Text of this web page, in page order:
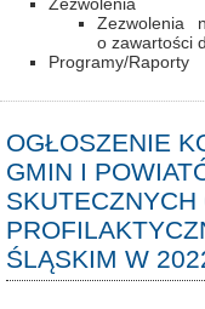
Zezwolenia
o zawartości
Programy/Raporty
OGŁOSZENIE
GMIN I
ŚLĄSKIM W